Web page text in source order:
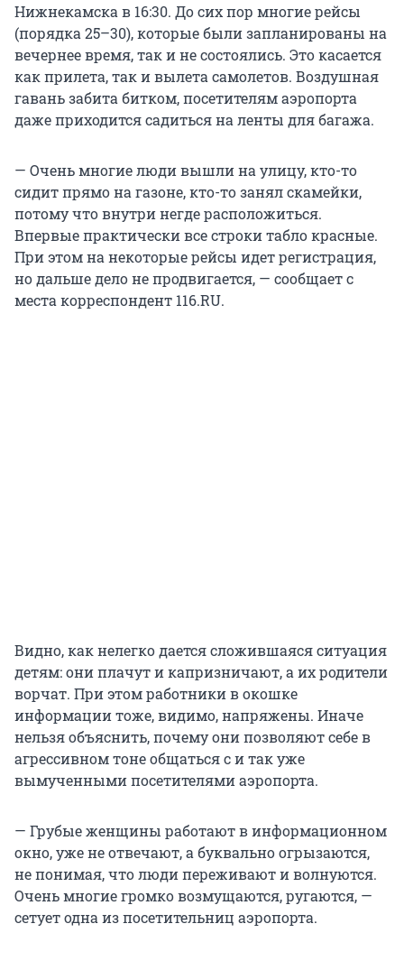
Нижнекамска в 16:30. До сих пор многие рейсы
(порядка 25–30), которые были запланированы на
вечернее время, так и не состоялись. Это касается
как прилета, так и вылета самолетов. Воздушная
гавань забита битком, посетителям аэропорта
даже приходится садиться на ленты для багажа.
— Очень многие люди вышли на улицу, кто-то
сидит прямо на газоне, кто-то занял скамейки,
потому что внутри негде расположиться.
Впервые практически все строки табло красные.
При этом на некоторые рейсы идет регистрация,
но дальше дело не продвигается, — сообщает с
места корреспондент 116.RU.
Видно, как нелегко дается сложившаяся ситуация
детям: они плачут и капризничают, а их родители
ворчат. При этом работники в окошке
информации тоже, видимо, напряжены. Иначе
нельзя объяснить, почему они позволяют себе в
агрессивном тоне общаться с и так уже
вымученными посетителями аэропорта.
— Грубые женщины работают в информационном
окно, уже не отвечают, а буквально огрызаются,
не понимая, что люди переживают и волнуются.
Очень многие громко возмущаются, ругаются, —
сетует одна из посетительниц аэропорта.